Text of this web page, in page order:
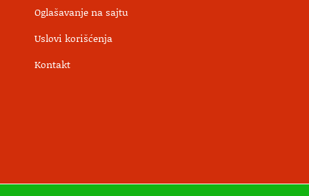
Oglašavanje na sajtu
Uslovi korišćenja
Kontakt